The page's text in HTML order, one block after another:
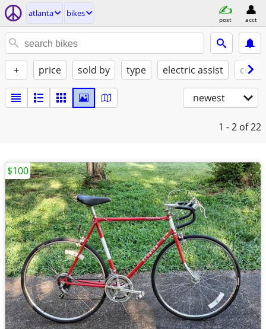
atlanta bikes
post acct
+ price sold by type electric assist
newest
1 - 2 of 22
$100